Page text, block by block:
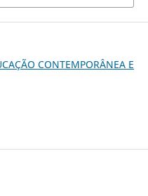
CONTEMPORÂNEA E